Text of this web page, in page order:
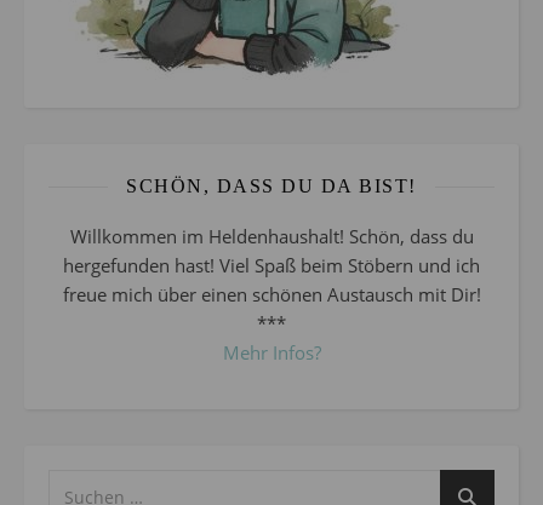
SCHÖN, DASS DU DA BIST!
Willkommen im Heldenhaushalt! Schön, dass du
hergefunden hast! Viel Spaß beim Stöbern und ich
freue mich über einen schönen Austausch mit Dir!
***
Mehr Infos?